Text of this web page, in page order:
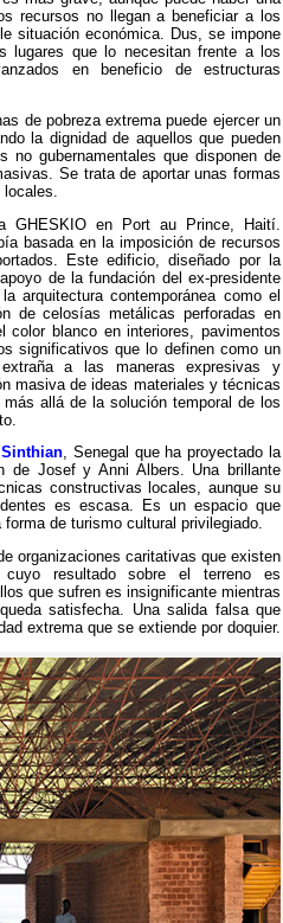
recursos no llegan a beneficiar a los
situación económica . Dus, se impone
lugares que lo necesitan frente a los
en beneficio de estructuras
de pobreza extrema puede ejercer un
la dignidad de aquellos que pueden
no gubernamentales que disponen de
Se trata de aportar unas formas
locales
GHESKIO en Port au Prince
Haití
basada en la imposición de recursos
Este edificio ,diseñado por la
de la fundación del ex-presidente
arquitectura contemporánea como el
de celosías metálicas perforadas en
color blanco en interiores
pavimentos
significativos que lo definen como un
a las maneras expresivas y
masiva de ideas materiales y técnicas
,más allá de la solución temporal de los
, Senegal que ha proyectado la
de Josef y Anni Albers. Una brillante
constructivas locales, aunque su
es escasa.
Es un espacio que
de turismo cultural privilegiado.
organizaciones caritativas que existen
cuyo resultado sobre el terreno es
que sufren es insignificante mientras
satisfecha. Una salida falsa que
extrema que se extiende por doquier.